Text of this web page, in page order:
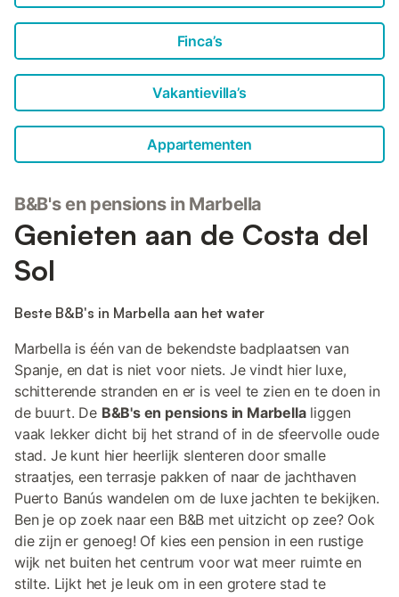
Finca’s
Vakantievilla’s
Appartementen
B&B's en pensions in Marbella
Genieten aan de Costa del
Sol
Beste B&B's in Marbella aan het water
Marbella is één van de bekendste badplaatsen van
Spanje, en dat is niet voor niets. Je vindt hier luxe,
schitterende stranden en er is veel te zien en te doen in
de buurt. De B&B's en pensions in Marbellaliggen
vaak lekker dicht bij het strand of in de sfeervolle oude
stad. Je kunt hier heerlijk slenteren door smalle
straatjes, een terrasje pakken of naar de jachthaven
Puerto Banús wandelen om de luxe jachten te bekijken.
Ben je op zoek naar een B&B met uitzicht op zee? Ook
die zijn er genoeg! Of kies een pension in een rustige
wijk net buiten het centrum voor wat meer ruimte en
stilte. Lijkt het je leuk om in een grotere stad te